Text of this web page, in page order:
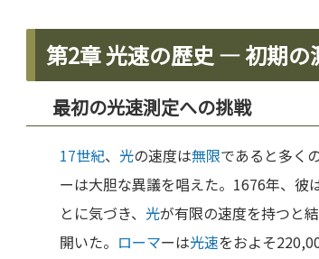
第2章 光速の歴史 — 初期の
最初の光速測定への挑戦
17世紀、 光の速度は無限であると多く
ーは大胆な異議を唱えた。1676年、彼
とに気づき、 光が有限の速度を持つと
開いた。 ローマーは光速をおよそ